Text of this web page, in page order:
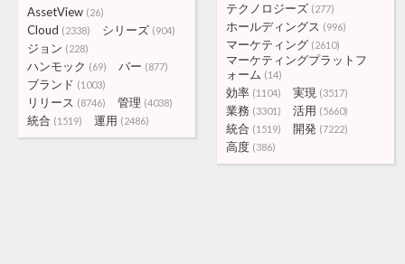
テクノロジーズ (277)
ホールディングス (996)
マーケティング (2610)
マーケティングプラットフ
ォーム (14)
効率 (1104) 実現 (3517)
業務 (3301) 活用 (5660)
統合 (1519) 開発 (7222)
高度 (386)
AssetView (26)
Cloud (2338) シリーズ (904)
ジョン (228)
ハンモック (69) バー (877)
ブランド (1003)
リリース (8746) 管理 (4038)
統合 (1519) 運用 (2486)